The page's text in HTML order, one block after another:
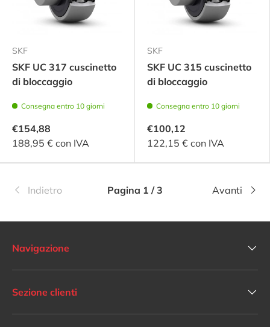
SKF
SKF UC 317 cuscinetto
di bloccaggio
Consegna entro 10 giorni
€154,88
188,95 € con IVA
SKF
SKF UC 315 cuscinetto
di bloccaggio
Consegna entro 10 giorni
€100,12
122,15 € con IVA
Indietro Pagina 1 / 3 Avanti
Navigazione
Sezione clienti